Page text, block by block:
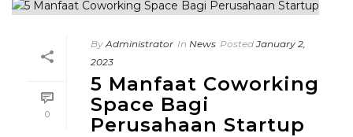
0
By Administrator In News Posted January 2,
2023
5 Manfaat Coworking
Space Bagi
Perusahaan Startup